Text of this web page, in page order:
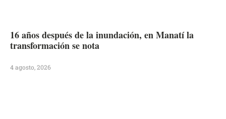
16 años después de la inundación, en Manatí la
transformación se nota
4 agosto, 2026